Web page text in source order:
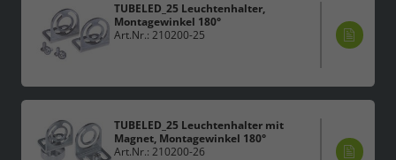
TUBELED_25 Leuchtenhalter,
Montagewinkel 180°
Art.Nr.: 210200-25
TUBELED_25 Leuchtenhalter mit
Magnet, Montagewinkel 180°
Art.Nr.: 210200-26